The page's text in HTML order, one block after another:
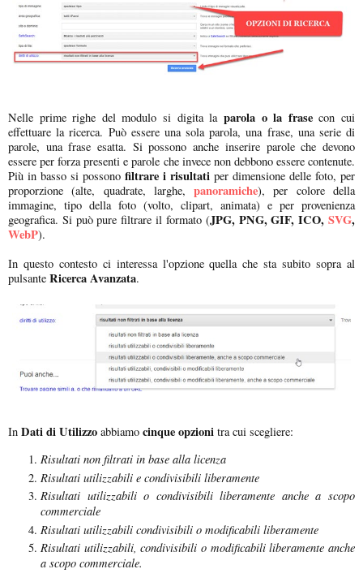
Nelle prime righe del modulo si digita laparola o la frasecon cui
effettuare la ricerca. Può essere una sola parola, una frase, una serie di
parole, una frase esatta. Si possono anche inserire parole che devono
essere per forza presenti e parole che invece non debbono essere contenute.
Più in basso si possono filtrare i risultati per dimensione delle foto, per
proporzione (alte, quadrate, larghe,panoramiche), per colore della
immagine, tipo della foto (volto, clipart, animata) e per provenienza
geografica. Si può pure filtrare il formato (JPG, PNG, GIF, ICO,SVG,
WebP).
In questo contesto ci interessa l'opzione quella che sta subito sopra al
pulsante Ricerca Avanzata.
In Dati di Utilizzo abbiamo cinque opzioni tra cui scegliere:
Risultati non filtrati in base alla licenza
Risultati utilizzabili e condivisibili liberamente
Risultati utilizzabili o condivisibili liberamente anche a scopo
commerciale
Risultati utilizzabili condivisibili o modificabili liberamente
Risultati utilizzabili, condivisibili o modificabili liberamente anche
a scopo commerciale.